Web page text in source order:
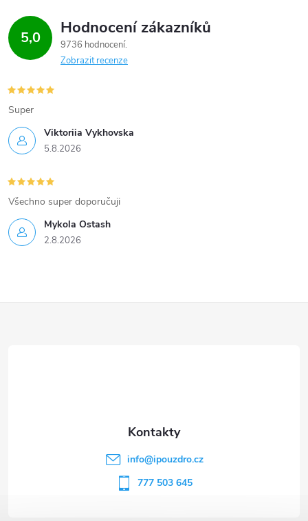
5,0 Hodnocení zákazníků
9736 hodnocení
Zobrazit recenze
Viktoriia Vykhovska
5.8.2026
Super
Mykola Ostash
2.8.2026
Všechno super doporučuji
info@ipouzdro.cz
777 503 645